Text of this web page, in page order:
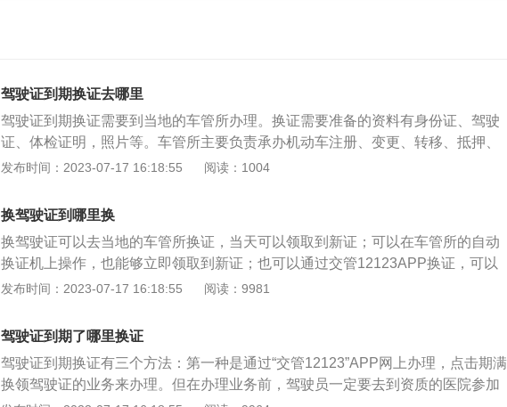
驾驶证到期换证去哪里
驾驶证到期换证需要到当地的车管所办理。换证需要准备的资料有身份证、驾驶
证、体检证明，照片等。车管所主要负责承办机动车注册、变更、转移、抵押、
注销登记，机动车驾驶证申请、补领、换领、审验及受理机动车和驾驶员相关的
驶证有效期满前九十日内，向机动车驾驶证核发地或者核发地以外的车辆管理所
申请换证。驾照到期更换新驾照流程如下：1、要准备好1寸照片（没有照片的，
办证大厅旁边就有专门拍照片的）；体检证明一份（没有体检证明的，也是在办
证大厅旁边就有，直接就可以体检）；2、驾驶证换证必须到车管所才能办理；
3、填写一张驾照换证申请表，照片贴在右上角；4、携带身份证、驾驶证到办证
驾照了，一般的小的城市是当场就拿走的，北上广这样的大城市是15个工作日办
完，到时通知去取，也可以办理快递寄，但快递费要自己承担。交管12123（安
卓手机app版本下，v2.8.7）换证前需进行体检在申请换证业务前，需要先到指定
发布时间：2023-07-17 16:18:55 阅读：1004
换驾驶证到哪里换
换驾驶证可以去当地的车管所换证，当天可以领取到新证；可以在车管所的自动
换证机上操作，也能够立即领取到新证；也可以通过交管12123APP换证，可以
足不出户完成换证，不用现场排队更方便。需要提醒的是驾驶证换证要在有效期
时间不同会有不同的处理方式，建议在没有过期前就完成换证，会更加方便，也
不会影响自己驾车出行。《机动车驾驶证申领和使用规定》（公安部令第162
号）第六十三条规定：机动车驾驶人应当于机动车驾驶证有效期满前九十日内，
向机动车驾驶证核发地或者核发地以外的车辆管理所申请换证。申请时应当确认
发布时间：2023-07-17 16:18:55 阅读：9981
驾驶证到期了哪里换证
驾驶证到期换证有三个方法：第一种是通过“交管12123”APP网上办理，点击期满
换领驾驶证的业务来办理。但在办理业务前，驾驶员一定要去到资质的医院参加